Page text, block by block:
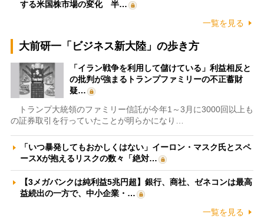
する米国株市場の変化 半…
一覧を見る
大前研一「ビジネス新大陸」の歩き方
「イラン戦争を利用して儲けている」利益相反と
の批判が強まるトランプファミリーの不正蓄財
疑…
トランプ大統領のファミリー信託が今年1～3月に3000回以上も
の証券取引を行っていたことが明らかになり…
「いつ暴発してもおかしくはない」イーロン・マスク氏とスペ
ースXが抱えるリスクの数々「絶対…
【3メガバンクは純利益5兆円超】銀行、商社、ゼネコンは最高
益続出の一方で、中小企業・…
一覧を見る